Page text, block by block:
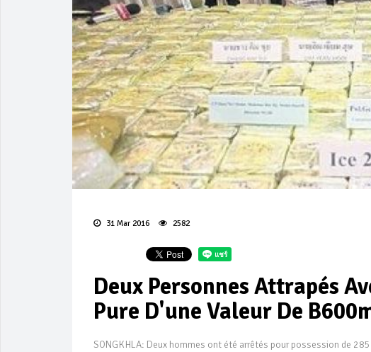
31 Mar 2016 2582
Deux Personnes Attrapés
Pure D'une Valeur De
SONGKHLA: Deux hommes ont été arrêtés pour possession de